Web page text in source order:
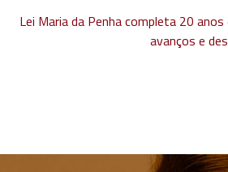
Lei Maria da Penha completa 20
avanços e